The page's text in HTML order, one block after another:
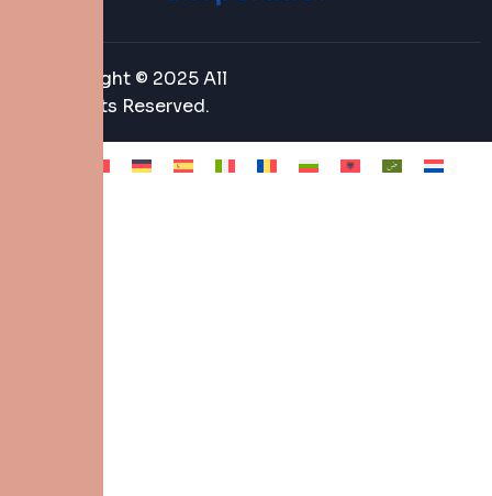
Copyright © 2025 All
Rights Reserved.